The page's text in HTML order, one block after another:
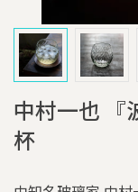
中村一也 『
杯